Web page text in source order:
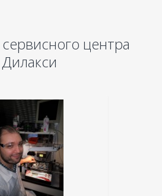
центра
Дилакси